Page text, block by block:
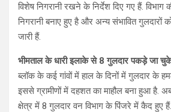
विशेष निगरानी रखने के निर्देश दिए गए हैं. विभाग
निगरानी बनाए हुए है और अन्य संभावित गुलदारों
जारी हैं.
भीमताल के धारी इलाके से 8 गुलदार पकड़े जा
ब्लॉक के कई गांवों में हाल के दिनों में गुलदार के
इससे ग्रामीणों में दहशत का माहौल बना हुआ है.
क्षेत्र में 8 गुलदार वन विभाग के पिंजरे में कैद हुए